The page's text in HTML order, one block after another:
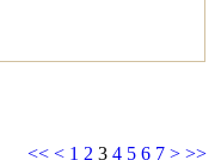
<< < 1 2 3 4 5 6 7 > >>